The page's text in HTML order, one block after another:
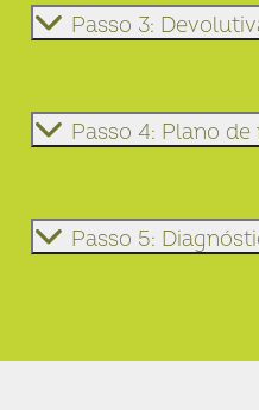
Passo 3:
Passo 4: Plano
Passo 5: